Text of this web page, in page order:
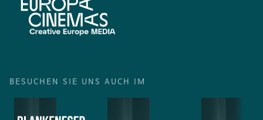
BESUCHEN SIE UNS AUCH IM